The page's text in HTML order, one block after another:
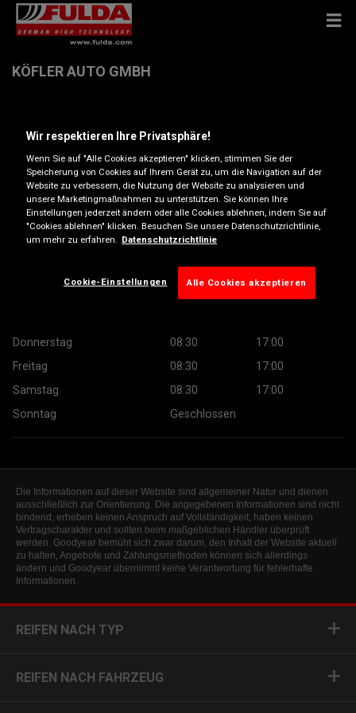
KÖFLER AUTO GMBH
Anfahrtsbeschreibung
Telefonnummer anzeigen
Öffnungszeiten
08:30
17:00
08:30
Donnerstag
08:30
17:00
Freitag
08:30
17:00
Samstag
08:30
17:00
Sonntag
Geschlossen
Die Informationen auf dieser Website sind allgemeiner Natur und dienen
ausschließlich zur Orientierung. Die angegebenen Informationen sind nicht
bindend, erheben keinen Anspruch auf Vollständigkeit, haben keinen
Vertragscharakter und sollten beim maßgeblichen Händler überprüft
werden. Goodyear bemüht sich zwar darum, den Inhalt der Website aktuell
zu halten, Angebote und Zahlungsmethoden können sich allerdings
ändern und Goodyear übernimmt keine Verantwortung für fehlerhafte
Informationen.
REIFEN NACH TYP
REIFEN NACH FAHRZEUG
Wir respektieren Ihre Privatsphäre!
Wenn Sie auf "Alle Cookies akzeptieren" klicken, stimmen Sie der
Speicherung von Cookies auf Ihrem Gerät zu, um die Navigation auf der
Website zu verbessern, die Nutzung der Website zu analysieren und
unsere Marketingmaßnahmen zu unterstützen. Sie können Ihre
Einstellungen jederzeit ändern oder alle Cookies ablehnen, indem Sie auf
"Cookies ablehnen" klicken. Besuchen Sie unsere Datenschutzrichtlinie,
um mehr zu erfahren. Datenschutzrichtlinie
Cookie-Einstellungen Alle Cookies akzeptieren